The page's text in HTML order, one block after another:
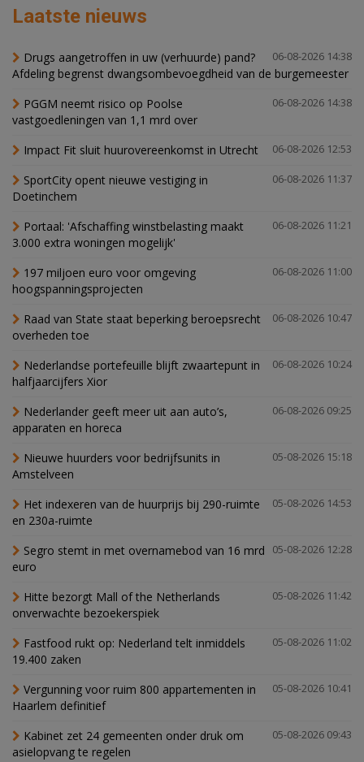
Laatste nieuws
06-08-2026 14:38
Drugs aangetroffen in uw (verhuurde) pand?
Afdeling begrenst dwangsombevoegdheid van de burgemeester
06-08-2026 14:38
PGGM neemt risico op Poolse
vastgoedleningen van 1,1 mrd over
06-08-2026 12:53
Impact Fit sluit huurovereenkomst in Utrecht
06-08-2026 11:37
SportCity opent nieuwe vestiging in
Doetinchem
06-08-2026 11:21
Portaal: 'Afschaffing winstbelasting maakt
3.000 extra woningen mogelijk'
06-08-2026 11:00
197 miljoen euro voor omgeving
hoogspanningsprojecten
06-08-2026 10:47
Raad van State staat beperking beroepsrecht
overheden toe
06-08-2026 10:24
Nederlandse portefeuille blijft zwaartepunt in
halfjaarcijfers Xior
06-08-2026 09:25
Nederlander geeft meer uit aan auto’s,
apparaten en horeca
05-08-2026 15:18
Nieuwe huurders voor bedrijfsunits in
Amstelveen
05-08-2026 14:53
Het indexeren van de huurprijs bij 290-ruimte
en 230a-ruimte
05-08-2026 12:28
Segro stemt in met overnamebod van 16 mrd
euro
05-08-2026 11:42
Hitte bezorgt Mall of the Netherlands
onverwachte bezoekerspiek
05-08-2026 11:02
Fastfood rukt op: Nederland telt inmiddels
19.400 zaken
05-08-2026 10:41
Vergunning voor ruim 800 appartementen in
Haarlem definitief
05-08-2026 09:43
Kabinet zet 24 gemeenten onder druk om
asielopvang te regelen